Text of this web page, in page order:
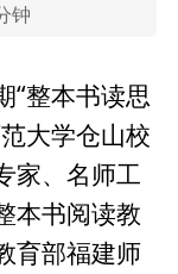
钟
“整本书读思
大学仓山校
家、名师工
本书阅读教
育部福建师